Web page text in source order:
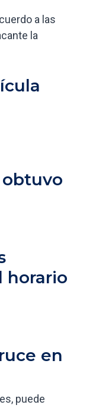
a las
la
obtuvo
horario
en
puede